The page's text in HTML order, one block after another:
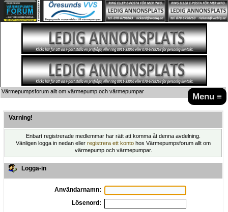
Menu ≡
Värmepumpsforum allt om värmepump och värmepumpar
Varning!
Enbart registrerade medlemmar har rätt att komma åt denna avdelning.
Vänligen logga in nedan eller registrera ett konto hos Värmepumpsforum allt om
värmepump och värmepumpar.
Logga-in
Användarnamn:
Lösenord: